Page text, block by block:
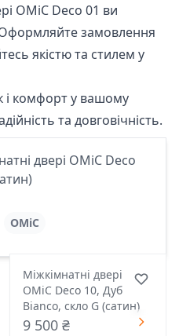
OMiC Deco 01 ви
замовлення
якістю та стилем у
і комфорт у вашому
та довговічність.
двері OMiC Deco
OMiC
Міжкімнатні двері
OMiC Deco 10, Дуб
Bianco, скло G (сатин)
9 500 ₴